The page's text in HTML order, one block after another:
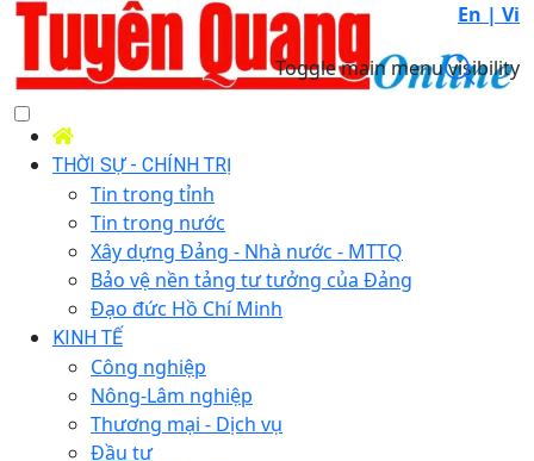
En | Vi
Toggle main menu visibility
THỜI SỰ - CHÍNH TRỊ
Tin trong tỉnh
Tin trong nước
Xây dựng Đảng - Nhà nước - MTTQ
Bảo vệ nền tảng tư tưởng của Đảng
Đạo đức Hồ Chí Minh
KINH TẾ
Công nghiệp
Nông-Lâm nghiệp
Thương mại - Dịch vụ
Đầu tư